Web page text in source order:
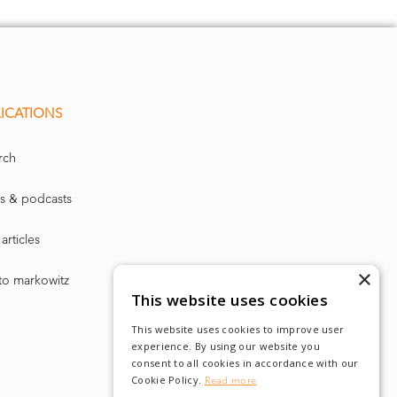
& podcasts
markowitz ×
This website uses cookies
This website uses cookies to improve user
experience. By using our website you
consent to all cookies in accordance with our
Cookie Policy. Read more